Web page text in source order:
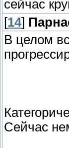
сейчас
[14]
В целом
Сейчас